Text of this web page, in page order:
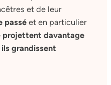
et de leur
passé et en particulier
projettent davantage
grandissent